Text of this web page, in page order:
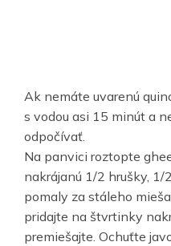
Ak nemáte uvarenú
s vodou asi 15 minút a
odpočívať.
Na panvici roztopte
nakrájanú 1/2 hrušky, 1/
pomaly za stáleho
pridajte na štvrtinky
premiešajte. Ochuťte